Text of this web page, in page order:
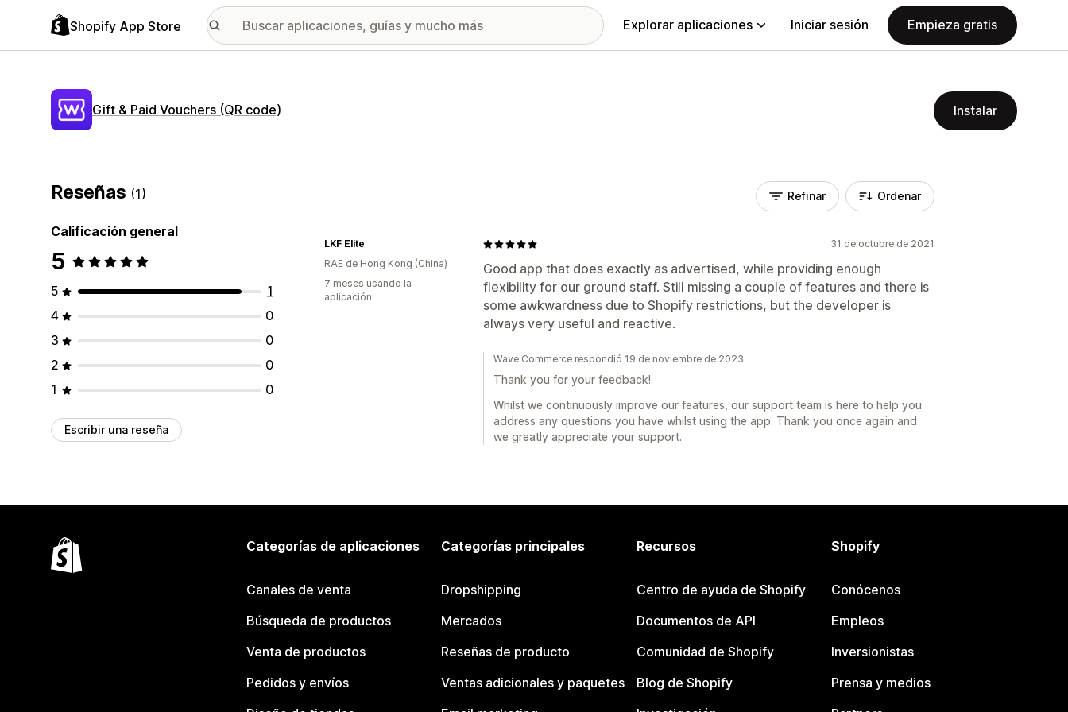
Shopify App Store Explorar aplicaciones Iniciar sesión Empieza gratis
Gift & Paid Vouchers (QR code) Instalar
Reseñas (1)
Calificación general
5
5
1
4
0
3
0
2
0
1
0
Escribir una reseña
Refinar Ordenar
31 de octubre de 2021
Good app that does exactly as advertised, while providing enough
flexibility for our ground staff. Still missing a couple of features and there is
some awkwardness due to Shopify restrictions, but the developer is
always very useful and reactive.
LKF Elite
RAE de Hong Kong (China)
7 meses usando la
aplicación
Wave Commerce respondió 19 de noviembre de 2023
Thank you for your feedback!
Whilst we continuously improve our features, our support team is here to help you
address any questions you have whilst using the app. Thank you once again and
we greatly appreciate your support.
Categorías de aplicaciones
Canales de venta
Búsqueda de productos
Venta de productos
Pedidos y envíos
Categorías principales
Dropshipping
Mercados
Reseñas de producto
Ventas adicionales y paquetes
Recursos
Centro de ayuda de Shopify
Documentos de API
Comunidad de Shopify
Blog de Shopify
Shopify
Conócenos
Empleos
Inversionistas
Prensa y medios